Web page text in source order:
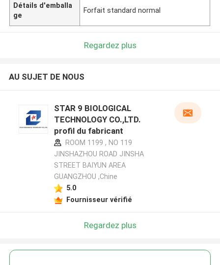
Détails d'emballa
ge
Forfait standard normal
Regardez plus
AU SUJET DE NOUS
STAR 9 BIOLOGICAL
TECHNOLOGY CO.,LTD.
profil du fabricant
ROOM 1199 , NO 119
JINSHAZHOU ROAD JINSHA
STREET BAIYUN AREA
GUANGZHOU ,Chine
5.0
Fournisseur vérifié
Regardez plus